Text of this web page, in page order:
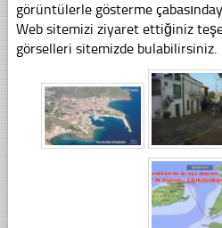
görüntülerle gösterme
Web sitemizi ziyaret ettiğiniz
görselleri sitemizde bulabilirsiniz.